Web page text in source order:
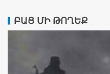
ԲԱՑ ՄԻ ԹՈՂԵՔ